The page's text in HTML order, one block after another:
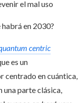
el mal uso
habrá en 2030?
centric
es un
centrado en cuántica,
una parte clásica,